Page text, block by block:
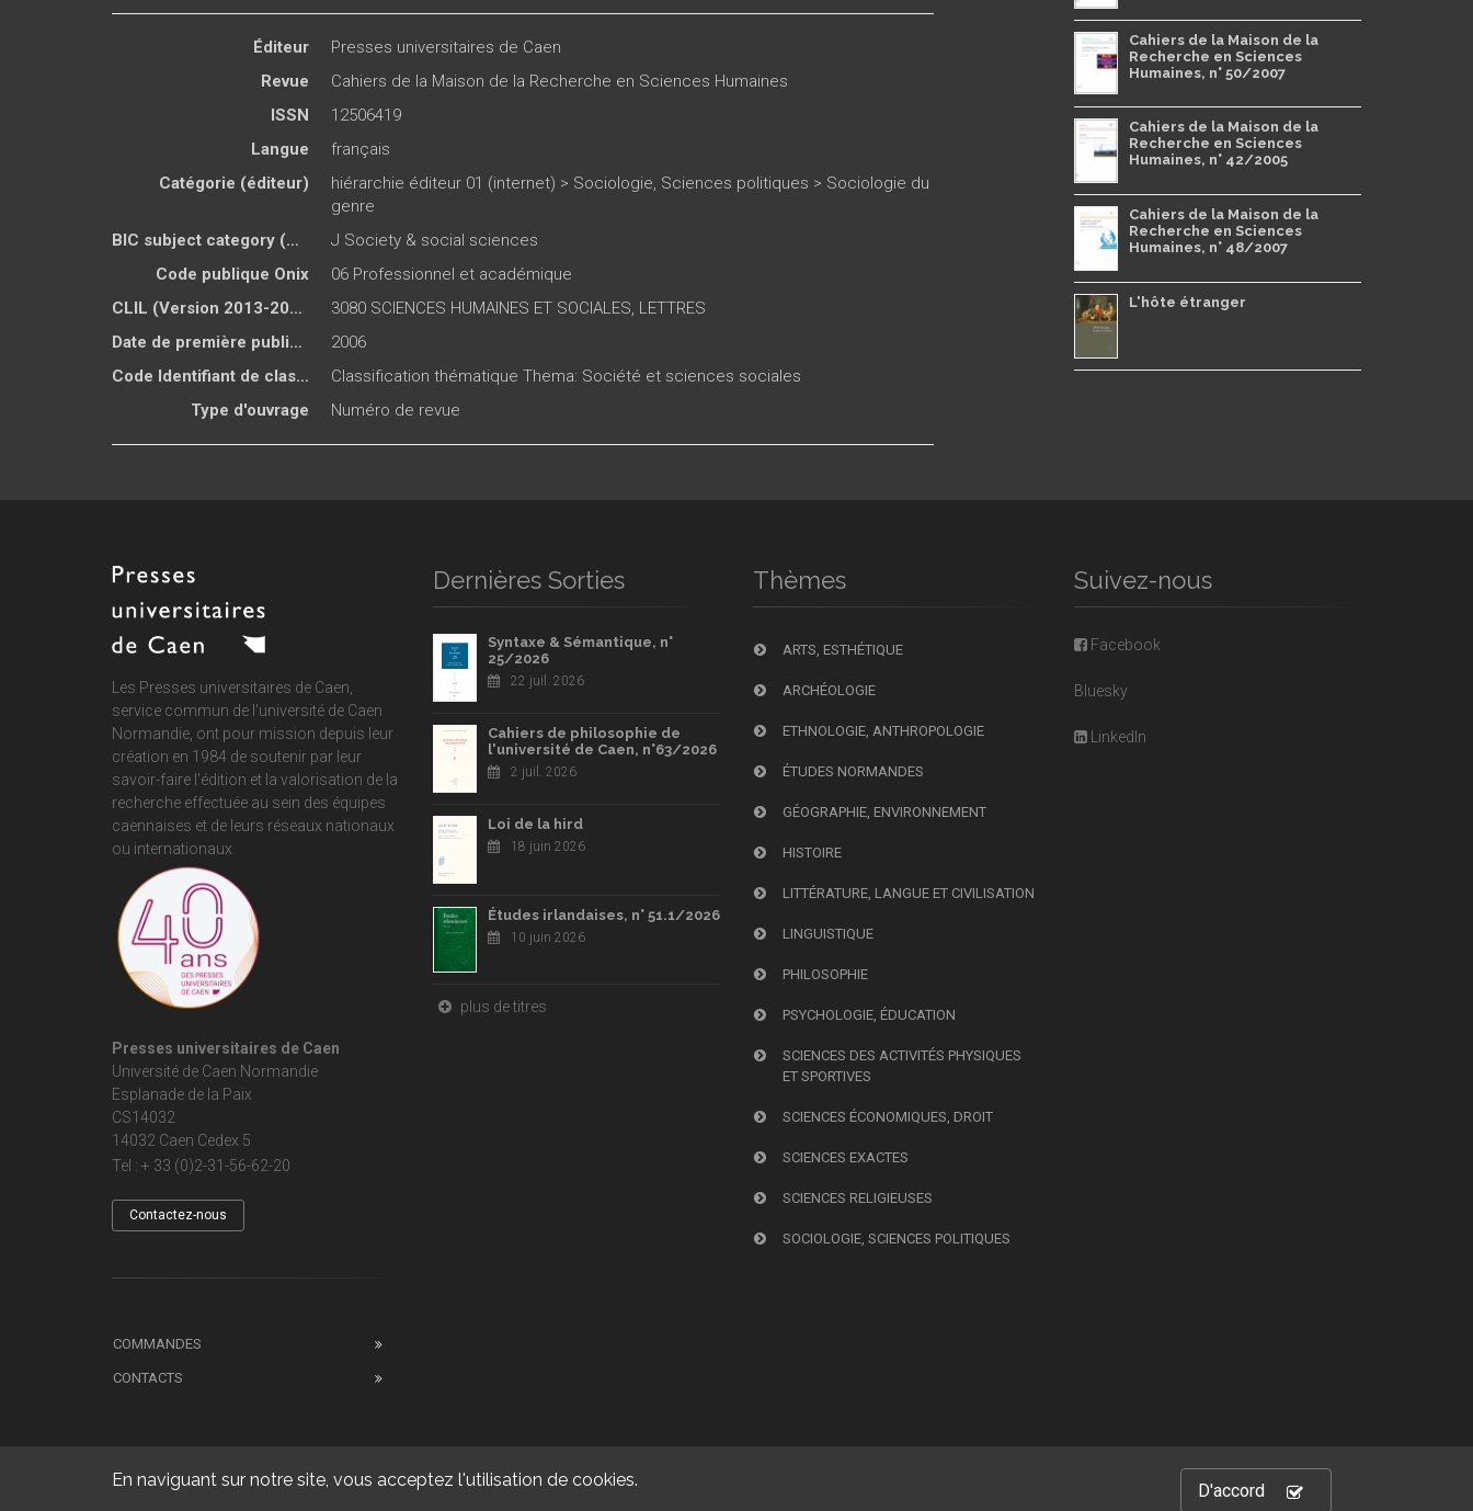
En naviguant sur notre site, vous acceptez l'utilisation de cookies.
D'accord
Éditeur
Presses universitaires de Caen
Revue
Cahiers de la Maison de la Recherche en Sciences Humaines
ISSN
12506419
Langue
français
Catégorie (éditeur)
hiérarchie éditeur 01 (internet) > Sociologie, Sciences politiques > Sociologie du
genre
BIC subject category (UK)
J Society & social sciences
Code publique Onix
06 Professionnel et académique
CLIL (Version 2013-2019 )
3080 SCIENCES HUMAINES ET SOCIALES, LETTRES
Date de première publication du titre
2006
Code Identifiant de classement sujet
Classification thématique Thema: Société et sciences sociales
Type d'ouvrage
Numéro de revue
Cahiers de la Maison de la
Recherche en Sciences
Humaines, n° 50/2007
Cahiers de la Maison de la
Recherche en Sciences
Humaines, n° 42/2005
Cahiers de la Maison de la
Recherche en Sciences
Humaines, n° 48/2007
L'hôte étranger
Les Presses universitaires de Caen,
service commun de l'université de Caen
Normandie , ont pour mission depuis leur
création en 1984 de soutenir par leur
savoir-faire l'édition et la valorisation de la
recherche effectuée au sein des équipes
caennaises et de leurs réseaux nationaux
ou internationaux.
Presses universitaires de Caen
Université de Caen Normandie
Esplanade de la Paix
CS14032
14032 Caen Cedex 5
Tel : + 33 (0)2-31-56-62-20
Contactez-nous
COMMANDES
CONTACTS
Dernières Sorties
Syntaxe & Sémantique, n°
25/2026
22 juil. 2026
Cahiers de philosophie de
l'université de Caen, n°63/2026
2 juil. 2026
Loi de la hird
18 juin 2026
Études irlandaises, n° 51.1/2026
10 juin 2026
plus de titres
Thèmes
ARTS, ESTHÉTIQUE
ARCHÉOLOGIE
ETHNOLOGIE, ANTHROPOLOGIE
ÉTUDES NORMANDES
GÉOGRAPHIE, ENVIRONNEMENT
HISTOIRE
LITTÉRATURE, LANGUE ET CIVILISATION
LINGUISTIQUE
PHILOSOPHIE
PSYCHOLOGIE, ÉDUCATION
SCIENCES DES ACTIVITÉS PHYSIQUES
ET SPORTIVES
SCIENCES ÉCONOMIQUES, DROIT
SCIENCES EXACTES
SCIENCES RELIGIEUSES
SOCIOLOGIE, SCIENCES POLITIQUES
Suivez-nous
Facebook
Bluesky
LinkedIn